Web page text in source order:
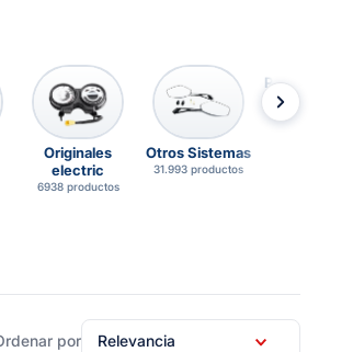
Originales
electric
6938 productos
Otros Sistemas
31.993 productos
Partes de
24.898
Relevancia